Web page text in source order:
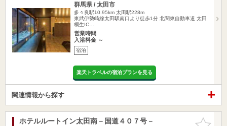
群馬県 / 太田市
多々良駅10.95km 太田駅228m
東武伊勢崎線太田駅南口より徒歩1分 北関東自動車道 太田
桐生IC…
営業時間
入浴料金 ～
宿泊
楽天トラベルの宿泊プランを見る
関連情報から探す
お気に入
ホテルルートイン太田南－国道４０７号－